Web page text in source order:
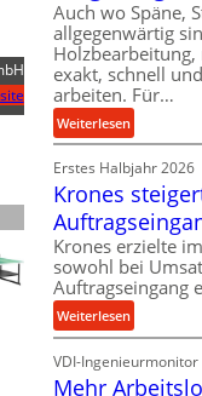
ü
k
p
r
o
z
s
s
e
w
i
n
d
e
t
r
i
e
b
u
n
d
H
y
d
Auch wo Späne,
allgegenwärtig
exakt, schnell
arbeiten. Für…
Weiterlesen:
P
r
ä
i
s
e
u
n
Erstes Halbjahr 2026
Krones
Krones erzielte
sowohl bei
Auftragseingang
Weiterlesen:
K
r
o
VDI-Ingenieurmonitor
Mehr